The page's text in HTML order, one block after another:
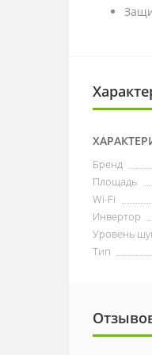
Бренд
Площадь
Wi-Fi
Инвертор
Уровень
Тип